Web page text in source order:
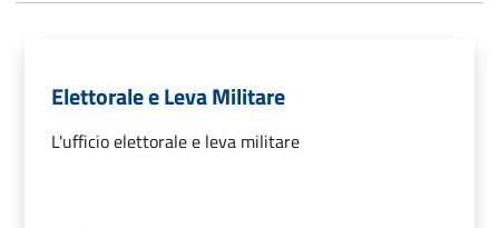
Elettorale e Leva Militare
L'ufficio elettorale e leva militare